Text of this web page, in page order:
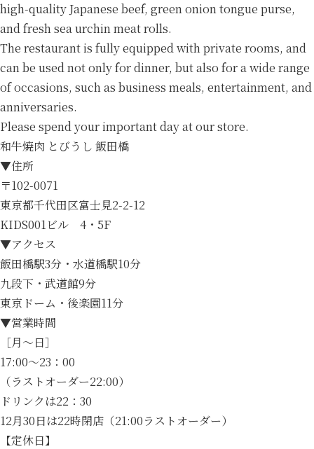
high-quality Japanese beef, green onion tongue purse,
and fresh sea urchin meat rolls.
The restaurant is fully equipped with private rooms, and
can be used not only for dinner, but also for a wide range
of occasions, such as business meals, entertainment, and
anniversaries.
Please spend your important day at our store.
和牛焼肉 とびうし 飯田橋
▼住所
〒102-0071
東京都千代田区富士見2-2-12
KIDS001ビル 4・5F
▼アクセス
飯田橋駅3分・水道橋駅10分
九段下・武道館9分
東京ドーム・後楽園11分
▼営業時間
［月～日］
17:00～23：00
（ラストオーダー22:00）
ドリンクは22：30
12月30日は22時閉店（21:00ラストオーダー）
【定休日】